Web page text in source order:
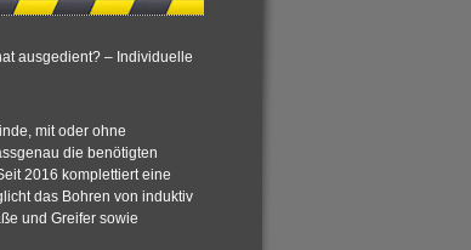
ausgedient? – Individuelle
mit oder ohne
die benötigten
2016 komplettiert eine
das Bohren von induktiv
und Greifer sowie